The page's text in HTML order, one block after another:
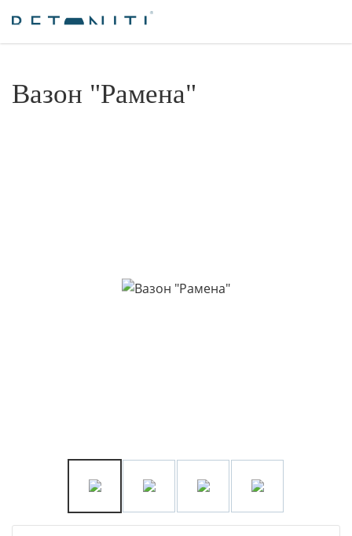
Вазон "Рамена"